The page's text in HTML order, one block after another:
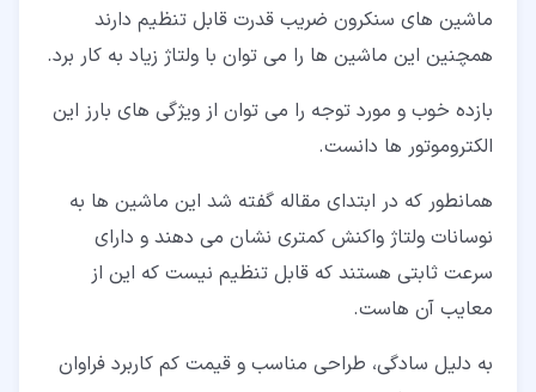
ماشین های سنکرون ضریب قدرت قابل تنظیم دارند
همچنین این ماشین ها را می توان با ولتاژ زیاد به کار برد.
بازده خوب و مورد توجه را می توان از ویژگی های بارز این
الکتروموتور ها دانست.
همانطور که در ابتدای مقاله گفته شد این ماشین ها به
نوسانات ولتاژ واکنش کمتری نشان می دهند و دارای
سرعت ثابتی هستند که قابل تنظیم نیست که این از
معایب آن هاست.
به دلیل سادگی، طراحی مناسب و قیمت کم کاربرد فراوان